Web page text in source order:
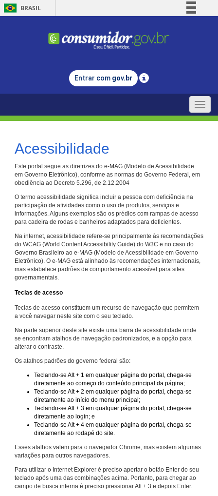
BRASIL
Comunica BR
Legislação
Entrar com gov.br
Toggle
Acessibilidade
Este portal segue as diretrizes do e-MAG (Modelo de Acessibilidade
em Governo Eletrônico), conforme as normas do Governo Federal, em
obediência ao Decreto 5.296, de 2.12.2004
O termo acessibilidade significa incluir a pessoa com deficiência na
participação de atividades como o uso de produtos, serviços e
informações. Alguns exemplos são os prédios com rampas de acesso
para cadeira de rodas e banheiros adaptados para deficientes.
Na internet, acessibilidade refere-se principalmente às recomendações
do WCAG (World Content Accessibility Guide) do W3C e no caso do
Governo Brasileiro ao e-MAG (Modelo de Acessibilidade em Governo
Eletrônico). O e-MAG está alinhado às recomendações internacionais,
mas estabelece padrões de comportamento acessível para sites
governamentais.
Teclas de acesso
Teclas de acesso constituem um recurso de navegação que permitem
a você navegar neste site com o seu teclado.
Na parte superior deste site existe uma barra de acessibilidade onde
se encontram atalhos de navegação padronizados, e a opção para
alterar o contraste.
Os atalhos padrões do governo federal são:
Teclando-se Alt + 1 em qualquer página do portal, chega-se
diretamente ao começo do conteúdo principal da página;
Teclando-se Alt + 2 em qualquer página do portal, chega-se
diretamente ao início do menu principal;
Teclando-se Alt + 3 em qualquer página do portal, chega-se
diretamente ao login; e
Teclando-se Alt + 4 em qualquer página do portal, chega-se
diretamente ao rodapé do site.
Esses atalhos valem para o navegador Chrome, mas existem algumas
variações para outros navegadores.
Para utilizar o Internet Explorer é preciso apertar o botão Enter do seu
teclado após uma das combinações acima. Portanto, para chegar ao
campo de busca interna é preciso pressionar Alt + 3 e depois Enter.